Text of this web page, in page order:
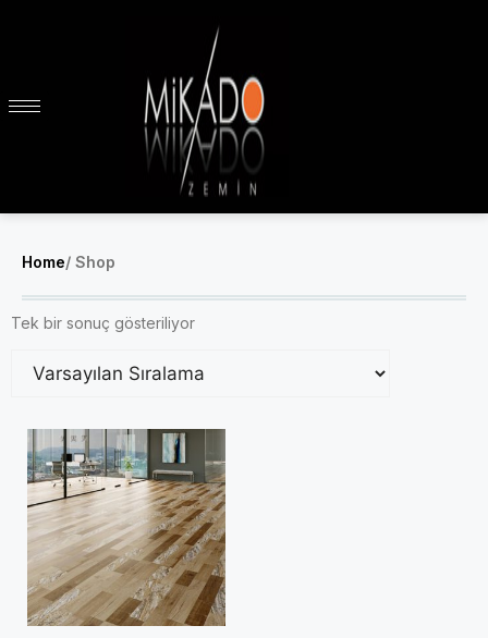
Home/ Shop
Tek bir sonuç gösteriliyor